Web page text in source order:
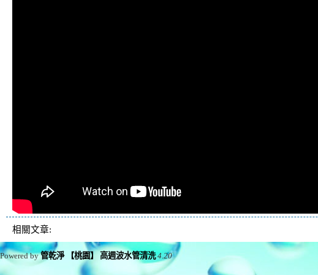
相關文章:
Powered by管乾淨 【桃園】 高週波水管清洗 4.20